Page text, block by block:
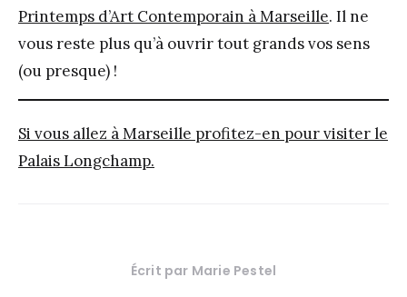
Printemps d’Art Contemporain à Marseille. Il ne
vous reste plus qu’à ouvrir tout grands vos sens
(ou presque) !
Si vous allez à Marseille profitez-en pour visiter le
Palais Longchamp.
Écrit par Marie Pestel